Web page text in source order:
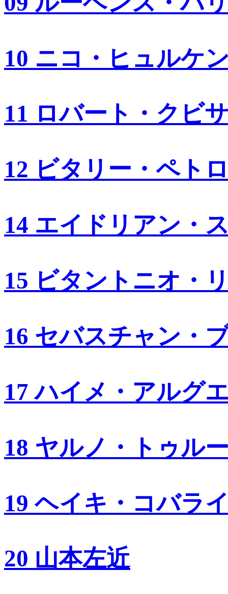
10 ニコ・ヒュルケ
11 ロバート・クビ
12 ビタリー・ペト
14 エイドリアン・
15 ビタントニオ・
16 セバスチャン・
17 ハイメ・アルグ
18 ヤルノ・トゥル
19 ヘイキ・コバラ
20 山本左近